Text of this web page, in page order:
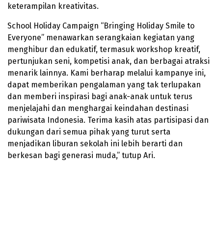
keterampilan kreativitas.
School Holiday Campaign “Bringing Holiday Smile to
Everyone” menawarkan serangkaian kegiatan yang
menghibur dan edukatif, termasuk workshop kreatif,
pertunjukan seni, kompetisi anak, dan berbagai atraksi
menarik lainnya. Kami berharap melalui kampanye ini,
dapat memberikan pengalaman yang tak terlupakan
dan memberi inspirasi bagi anak-anak untuk terus
menjelajahi dan menghargai keindahan destinasi
pariwisata Indonesia. Terima kasih atas partisipasi dan
dukungan dari semua pihak yang turut serta
menjadikan liburan sekolah ini lebih berarti dan
berkesan bagi generasi muda,” tutup Ari.